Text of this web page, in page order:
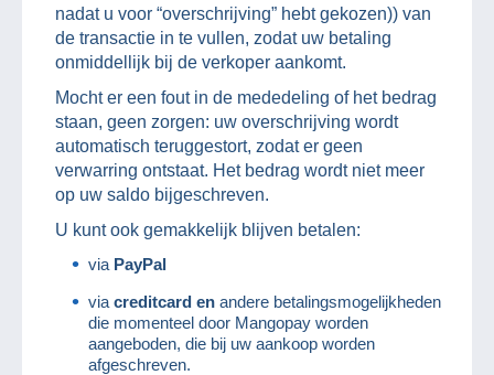
nadat u voor “overschrijving” hebt gekozen)) van
de transactie in te vullen, zodat uw betaling
onmiddellijk bij de verkoper aankomt.
Mocht er een fout in de mededeling of het bedrag
staan, geen zorgen: uw overschrijving wordt
automatisch teruggestort, zodat er geen
verwarring ontstaat. Het bedrag wordt niet meer
op uw saldo bijgeschreven.
U kunt ook gemakkelijk blijven betalen:
via PayPal
via creditcard en andere betalingsmogelijkheden
die momenteel door Mangopay worden
aangeboden, die bij uw aankoop worden
afgeschreven.